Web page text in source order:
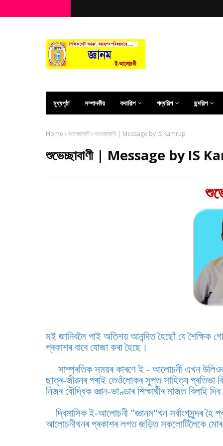
মুখ্যপৃষ্ঠা সম্পাদকীয় কথাশিল্প গদ্যশিল্প ছন্দশিল্প
Home শুভেচ্ছাবাণী শুভেচ্ছাবাণী | Message by IS Kamrup
শুভেচ্ছাবাণী | Message by IS
মই জানিবলৈ পাই অতিশয় আনন্দিত হৈছোঁ যে শৈক্ষিক
প্ৰকাশৰ বাবে যোজা কৰা হৈছে।
সাম্প্ৰতিক সময়ৰ কাৰণে ই - আলোচনী এখন
ছাত্ৰ-জীৱনৰ পৰাই তেওঁলোকৰ সুপ্ত সাহিত্য প্ৰতিভা
নিজৰ বৌদ্ধিক জ্ঞান-ভাণ্ডাৰ শিক্ষাৰ্থীৰ মাজত বিলাই দিব
দ্বিমাসিক ই-আলোচনী "জ্ঞানম"খন সৰ্বাংগসুন্দৰ
আলোচনীখনৰ প্ৰকাশৰ লগত জড়িত সকলোটিলৈকে মোৰ